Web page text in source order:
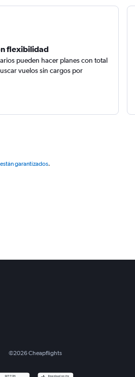
flexibilidad
pueden hacer planes con total
vuelos sin cargos por
garantizados.
©2026Cheapflights